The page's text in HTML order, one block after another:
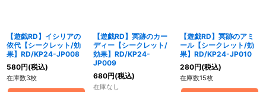
【遊戯RD】イシリアの
依代【シークレット/効
果】RD/KP24-JP008
580円(税込)
在庫数3枚
【遊戯RD】冥跡のカー
ディー【シークレット/
効果】RD/KP24-
JP009
680円(税込)
在庫なし
【遊戯RD】冥跡のアミ
ール【シークレット/効
果】RD/KP24-JP010
280円(税込)
在庫数15枚